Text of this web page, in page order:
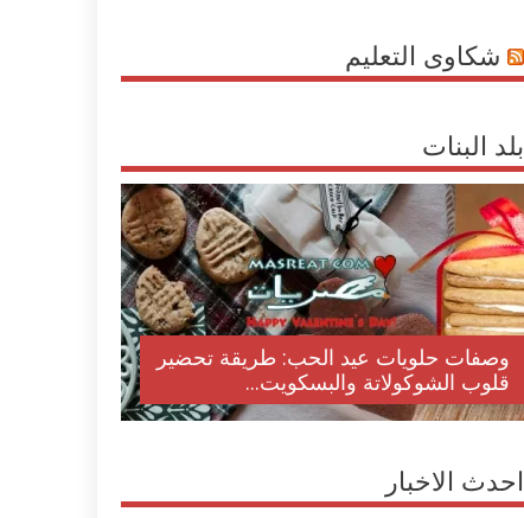
شكاوى التعليم
بلد البنات
وصفات حلويات عيد الحب: طريقة تحضير
قلوب الشوكولاتة والبسكويت...
احدث الاخبار